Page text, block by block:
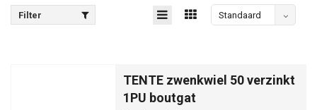
Filter Standaard
TENTE zwenkwiel 50 verzinkt
1PU boutgat